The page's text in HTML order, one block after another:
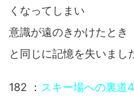
くなってしまい
意識が遠のきかけたとき
と同じに記憶を失いまし
182 ： スキー場への裏道4